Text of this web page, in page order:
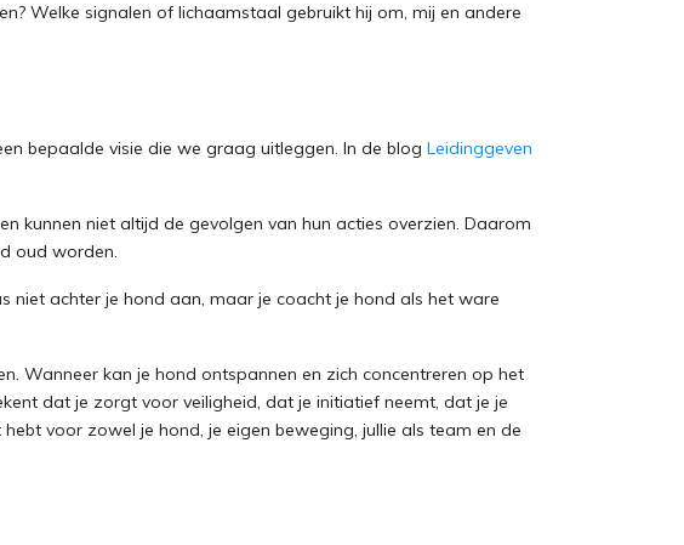
Welke signalen of lichaamstaal gebruikt hij om, mij en andere
bepaalde visie die we graag uitleggen. In de blog Leidinggeven
kunnen niet altijd de gevolgen van hun acties overzien. Daarom
oud worden.
niet achter je hond aan, maar je coacht je hond als het ware
Wanneer kan je hond ontspannen en zich concentreren op het
dat je zorgt voor veiligheid, dat je initiatief neemt, dat je je
voor zowel je hond, je eigen beweging, jullie als team en de